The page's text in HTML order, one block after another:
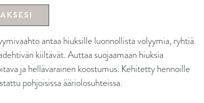
antaa hiuksille luonnollista volyymia, ryhtiä
kiiltävät. Auttaa suojaamaan hiuksia
ja hellävarainen koostumus. Kehitetty hennoille
pohjoisissa ääriolosuhteissa.